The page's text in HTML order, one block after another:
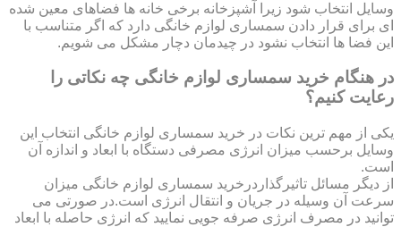
وسایل انتخاب شود زیرا آشپزخانه برخی خانه ها فضاهای معین شده
ای برای قرار دادن سمساری لوازم خانگی دارد که اگر متناسب با
این فضا ها انتخاب نشود در چیدمان دچار مشکل می شویم.
در هنگام خرید سمساری لوازم خانگی چه نکاتی را
رعایت کنیم؟
یکی از مهم ترین نکات در خرید سمساری لوازم خانگی انتخاب این
وسایل برحسب میزان انرژی مصرفی دستگاه با ابعاد و اندازه آن
است.
از دیگر مسائل تاثیرگذاردرخرید سمساری لوازم خانگی میزان
سرعت آن وسیله در جریان و انتقال انرژی است.در صورتی می
توانید در مصرف انرژی صرفه جویی نمایید که انرژی حاصله با ابعاد